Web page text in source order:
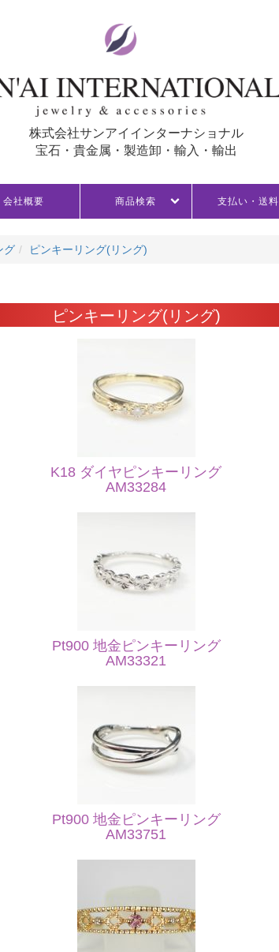
株式会社サンアイインターナショナル
宝石・貴金属・製造卸・輸入・輸出
会社概要 商品検索 支払い・送料
グ ピンキーリング(リング)
ピンキーリング(リング)
K18 ダイヤピンキーリング
AM33284
Pt900 地金ピンキーリング
AM33321
Pt900 地金ピンキーリング
AM33751